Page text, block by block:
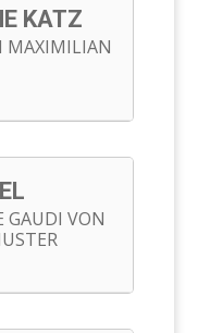
KATZ
MAXIMILIAN
GAUDI VON